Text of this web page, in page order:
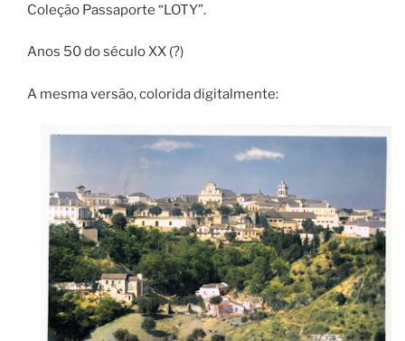
Coleção Passaporte “LOTY”.
Anos 50 do século XX (?)
A mesma versão, colorida digitalmente: